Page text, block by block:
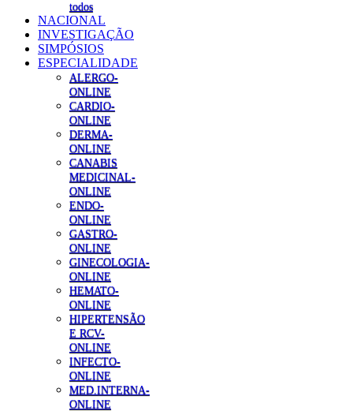
todos
NACIONAL
INVESTIGAÇÃO
SIMPÓSIOS
ESPECIALIDADE
ALERGO-
ONLINE
CARDIO-
ONLINE
DERMA-
ONLINE
CANABIS
MEDICINAL-
ONLINE
ENDO-
ONLINE
GASTRO-
ONLINE
GINECOLOGIA-
ONLINE
HEMATO-
ONLINE
HIPERTENSÃO
E RCV-
ONLINE
INFECTO-
ONLINE
MED.INTERNA-
ONLINE